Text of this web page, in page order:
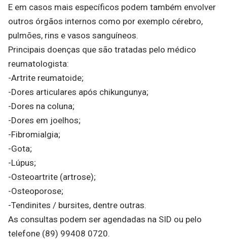
E em casos mais específicos podem também envolver
outros órgãos internos como por exemplo cérebro,
pulmões, rins e vasos sanguíneos.
Principais doenças que são tratadas pelo médico
reumatologista:
-Artrite reumatoide;
-Dores articulares após chikungunya;
-Dores na coluna;
-Dores em joelhos;
-Fibromialgia;
-Gota;
-Lúpus;
-Osteoartrite (artrose);
-Osteoporose;
-Tendinites / bursites, dentre outras.
As consultas podem ser agendadas na SID ou pelo
telefone (89) 99408 0720.